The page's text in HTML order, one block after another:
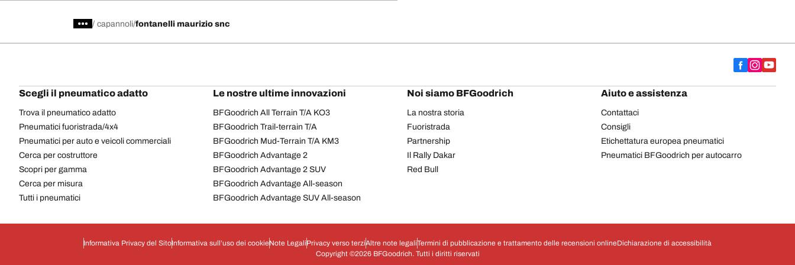
/ capannoli fontanelli maurizio snc
Scegli il pneumatico adatto
Trova il pneumatico adatto
Pneumatici fuoristrada/4x4
Pneumatici per auto e veicoli commerciali
Cerca per costruttore
Scopri per gamma
Cerca per misura
Tutti i pneumatici
Le nostre ultime innovazioni
BFGoodrich All Terrain T/A KO3
BFGoodrich Trail-terrain T/A
BFGoodrich Mud-Terrain T/A KM3
BFGoodrich Advantage 2
BFGoodrich Advantage 2 SUV
BFGoodrich Advantage All-season
BFGoodrich Advantage SUV All-season
Noi siamo BFGoodrich
La nostra storia
Fuoristrada
Partnership
Il Rally Dakar
Red Bull
Aiuto e assistenza
Contattaci
Consigli
Etichettatura europea pneumatici
Pneumatici BFGoodrich per autocarro
Informativa Privacy del SitoInformativa sull’uso dei cookieNote LegaliPrivacy verso terziAltre note legaliTermini di pubblicazione e trattamento delle recensioni onlineDichiarazione di accessibilità
Copyright ©2026 BFGoodrich. Tutti i diritti riservati